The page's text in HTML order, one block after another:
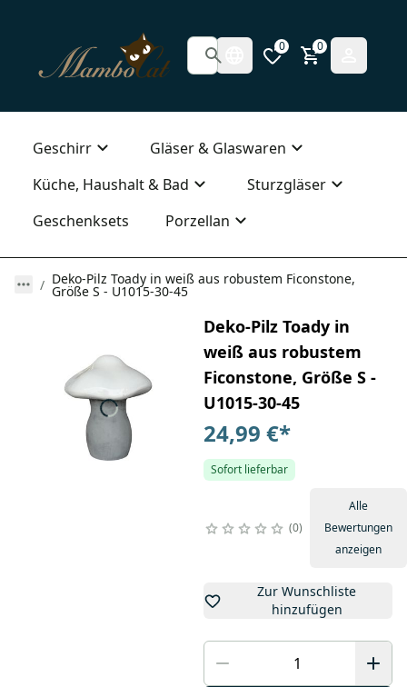
0 0
Geschirr
Gläser & Glaswaren
Küche, Haushalt & Bad
Sturzgläser
Geschenksets
Porzellan
Deko-Pilz Toady in weiß aus robustem Ficonstone,
Größe S - U1015-30-45
Deko-Pilz Toady in
weiß aus robustem
Ficonstone, Größe S -
U1015-30-45
24,99 €*
Sofort lieferbar
0
Alle
Bewertungen
anzeigen
Zur Wunschliste
hinzufügen